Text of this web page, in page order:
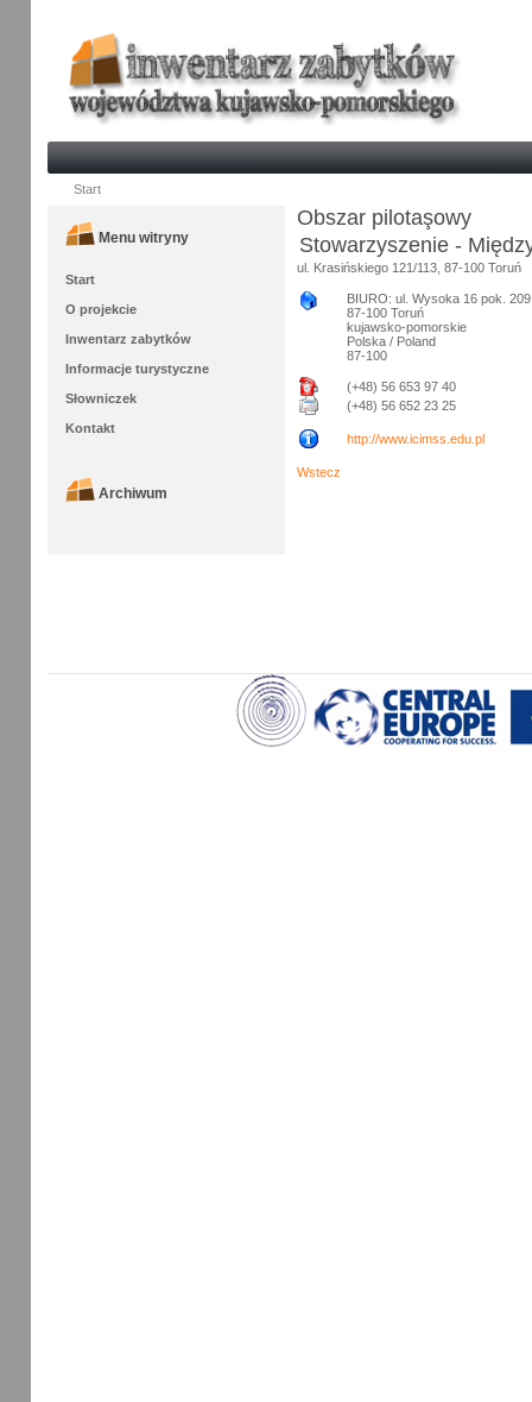
Start
Menu witryny
Start
O projekcie
Inwentarz zabytków
Informacje turystyczne
Słowniczek
Kontakt
Archiwum
Obszar pilotaşowy
Stowarzyszenie -
ul. Krasińskiego 121/113, 87-100 Toruń
BIURO: ul. Wysoka 16 pok. 209
87-100 Toruń
kujawsko-pomorskie
Polska / Poland
87-100
(+48) 56 653 97 40
(+48) 56 652 23 25
http://www.icimss.edu.pl
Wstecz